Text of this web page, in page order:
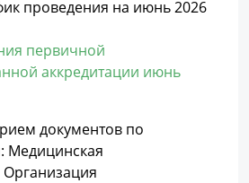
проведения на июнь 2026
первичной
аккредитации июнь
документов по
Медицинская